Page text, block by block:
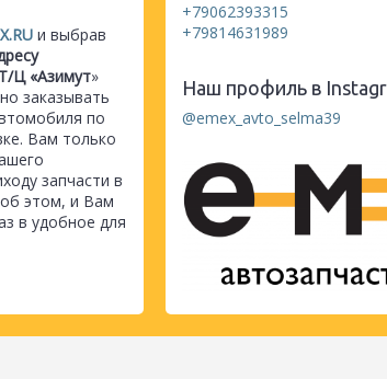
и выбрав
Ц «Азимут»
заказывать
по
Вам только
запчасти в
этом, и Вам
в удобное для
+79062393315
+79814631989
Наш профиль в
@emex_avto_selma39